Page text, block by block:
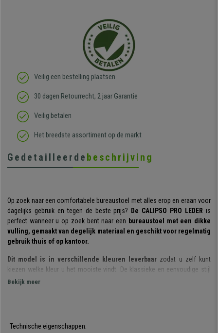
Veilig een bestelling plaatsen
30 dagen Retourrecht, 2 jaar Garantie
Veilig betalen
Het breedste assortiment op de markt
Gedetailleerde beschrijving
Op zoek naar een comfortabele bureaustoel met alles erop en eraan voor
dagelijks gebruik en tegen de beste prijs? De CALIPSO PRO LEDERis
perfect wanneer u op zoek bent naar een bureaustoel met een dikke
vulling, gemaakt van degelijk materiaal en geschikt voor regelmatig
gebruik thuis of op kantoor.
Dit model is in verschillende kleuren leverbaar zodat u zelf kunt
kiezen welke kleur u het mooiste vindt. De klassieke en eenvoudige stijl
van dit model bureaustoel biedt tegelijkertijd functionaliteit.
rugleuning tot op de milimeter in hoogte en diepte verstelbaar
Bekijk meer
Technische eigenschappen: